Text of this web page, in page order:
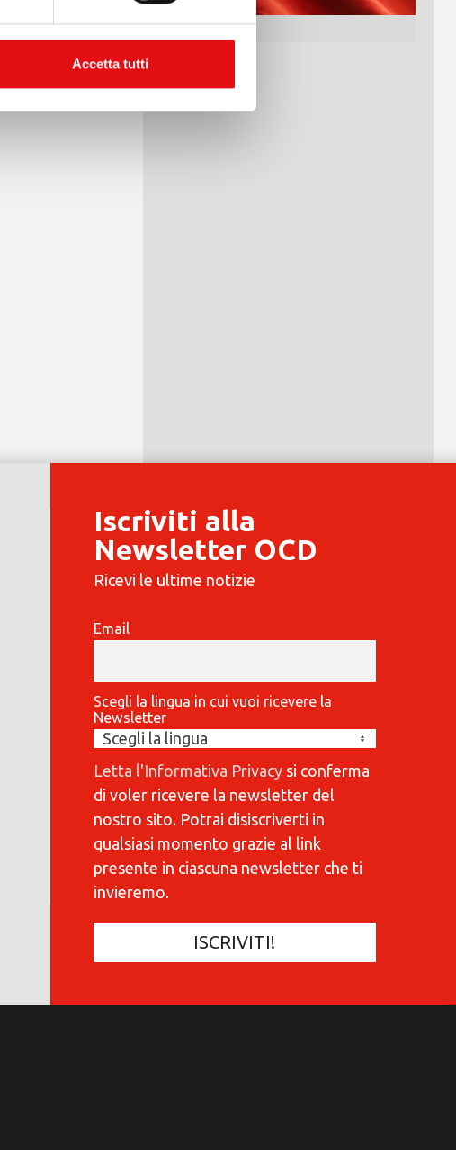
Accetta tutti
COMMUNICATIONES 420
Iscriviti alla
Newsletter OCD
Ricevi le ultime notizie
Email
Scegli la lingua in cui vuoi ricevere la
Newsletter
Letta l'Informativa Privacysi conferma
di voler ricevere la newsletter del
nostro sito. Potrai disiscriverti in
qualsiasi momento grazie al link
presente in ciascuna newsletter che ti
invieremo.